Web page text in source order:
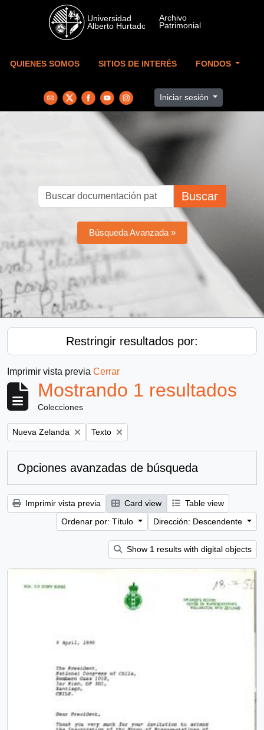
Skip to main content
QUIENES SOMOS SITIOS DE INTERÉS FONDOS
Iniciar sesión
Buscar
Búsqueda Avanzada »
Restringir resultados por:
Imprimir vista previa Cerrar
Mostrando 1 resultados
Colecciones
Remove filter:
Nueva Zelanda Remove filter:
Texto
Opciones avanzadas de búsqueda
Imprimir vista previa Card view
Table view
Ordenar por: Título
Dirección: Descendente
Show 1 results with digital objects